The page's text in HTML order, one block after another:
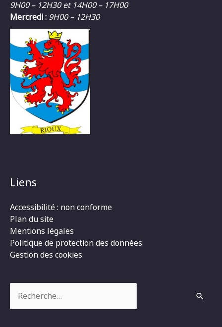
9H00 – 12H30 et 14H00 – 17H00
Mercredi : 9H00 – 12H30
Liens
Accessibilité : non conforme
Plan du site
Mentions légales
Politique de protection des données
Gestion des cookies